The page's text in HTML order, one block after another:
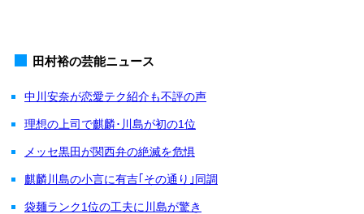
田村裕の芸能ニュース
中川安奈が恋愛テク紹介も不評の声
理想の上司で麒麟･川島が初の1位
メッセ黒田が関西弁の絶滅を危惧
麒麟川島の小言に有吉｢その通り｣同調
袋麺ランク1位の工夫に川島が驚き